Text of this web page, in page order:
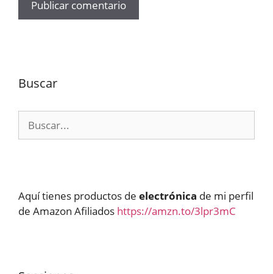
Buscar
Aquí tienes productos de electrónica de mi perfil
de Amazon Afiliados https://amzn.to/3lpr3mC